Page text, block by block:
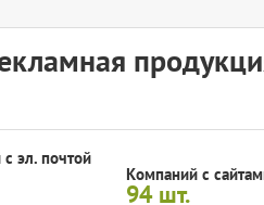
эл. почтой
Компаний с
94 шт.